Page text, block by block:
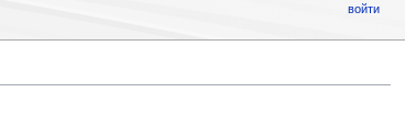
войти